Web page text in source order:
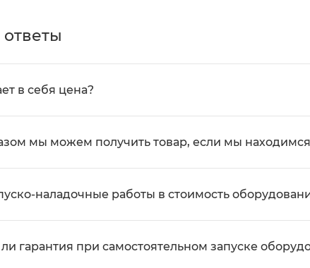
в себя цена?
мы можем получить товар, если мы
наладочные работы в стоимость
гарантия при самостоятельном запуске